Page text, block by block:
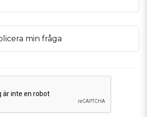
min fråga